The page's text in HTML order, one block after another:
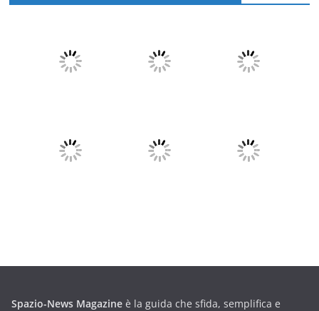
Spazio-News Magazine è la guida che sfida, semplifica e